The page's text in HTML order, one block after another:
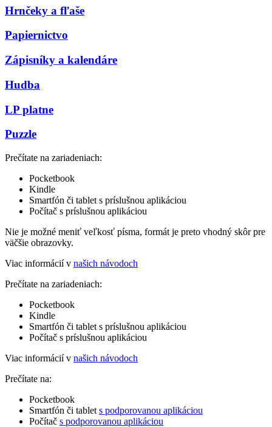
Hrnčeky a fľaše
Papiernictvo
Zápisníky a kalendáre
Hudba
LP platne
Puzzle
Prečítate na zariadeniach:
Pocketbook
Kindle
Smartfón či tablet s príslušnou aplikáciou
Počítač s príslušnou aplikáciou
Nie je možné meniť veľkosť písma, formát je preto vhodný skôr pre
väčšie obrazovky.
Viac informácií v našich návodoch
Prečítate na zariadeniach:
Pocketbook
Kindle
Smartfón či tablet s príslušnou aplikáciou
Počítač s príslušnou aplikáciou
Viac informácií v našich návodoch
Prečítate na:
Pocketbook
Smartfón či tablet s podporovanou aplikáciou
Počítač s podporovanou aplikáciou